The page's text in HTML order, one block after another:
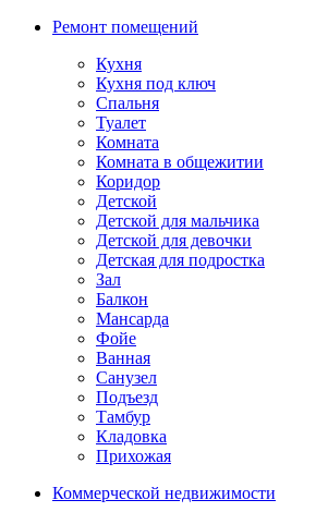
Ремонт помещений
Кухня
Кухня под ключ
Спальня
Туалет
Комната
Комната в общежитии
Коридор
Детской
Детской для мальчика
Детской для девочки
Детская для подростка
Зал
Балкон
Мансарда
Фойе
Ванная
Санузел
Подъезд
Тамбур
Кладовка
Прихожая
Коммерческой недвижимости